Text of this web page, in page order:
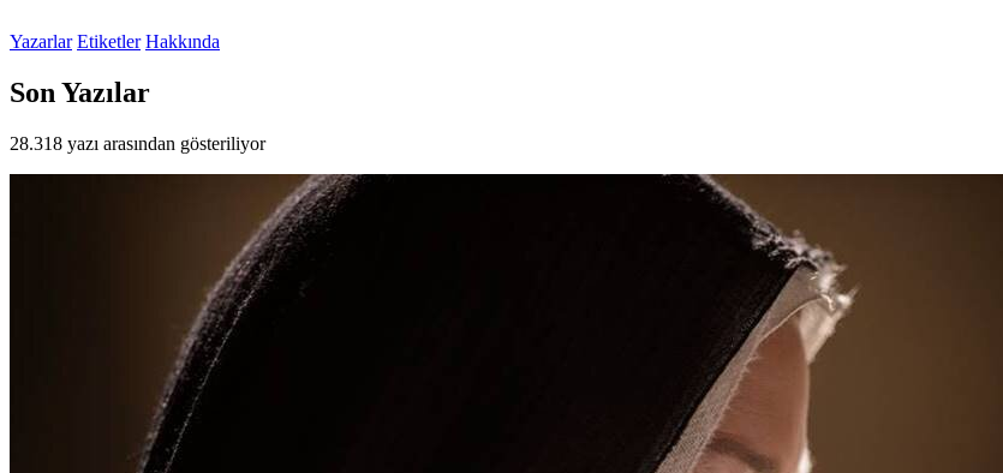
Yazarlar Etiketler Hakkında
Son Yazılar
28.318 yazı arasından gösteriliyor